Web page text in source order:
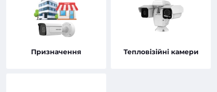
Призначення Тепловізійні камери